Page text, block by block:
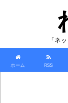
「ネ
ホーム RSS